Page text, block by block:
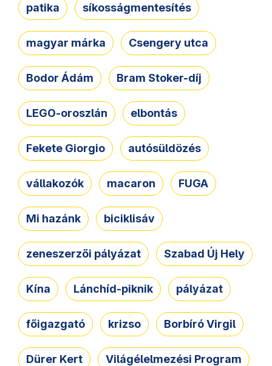
patika síkosságmentesítés
magyar márka Csengery utca
Bodor Ádám Bram Stoker-díj
LEGO-oroszlán elbontás
Fekete Giorgio autósüldözés
vállakozók macaron FUGA
Mi hazánk biciklisáv
zeneszerzői pályázat Szabad Új Hely
Kína Lánchíd-piknik pályázat
főigazgató krizso Borbíró Virgil
Dürer Kert Világélelmezési Program